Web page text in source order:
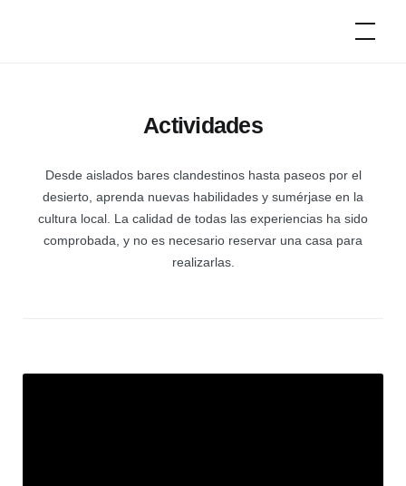
Actividades
Desde aislados bares clandestinos hasta paseos por el
desierto, aprenda nuevas habilidades y sumérjase en la
cultura local. La calidad de todas las experiencias ha sido
comprobada, y no es necesario reservar una casa para
realizarlas.